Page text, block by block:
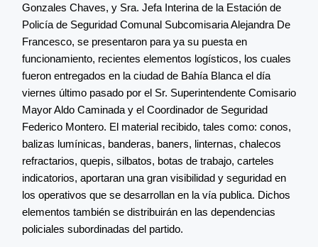
Gonzales Chaves, y Sra. Jefa Interina de la Estación de
Policía de Seguridad Comunal Subcomisaria Alejandra De
Francesco, se presentaron para ya su puesta en
funcionamiento, recientes elementos logísticos, los cuales
fueron entregados en la ciudad de Bahía Blanca el día
viernes último pasado por el Sr. Superintendente Comisario
Mayor Aldo Caminada y el Coordinador de Seguridad
Federico Montero. El material recibido, tales como: conos,
balizas lumínicas, banderas, baners, linternas, chalecos
refractarios, quepis, silbatos, botas de trabajo, carteles
indicatorios, aportaran una gran visibilidad y seguridad en
los operativos que se desarrollan en la vía publica. Dichos
elementos también se distribuirán en las dependencias
policiales subordinadas del partido.